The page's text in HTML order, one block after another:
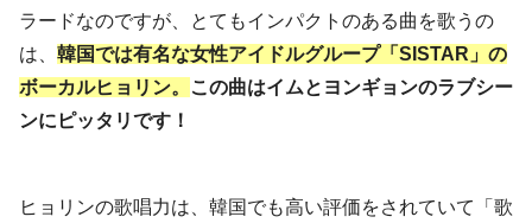
ラードなのですが、とてもインパクトのある曲を歌うの
は、 韓国では有名な女性アイドルグループ「SISTAR」の
ボーカルヒョリン。
この曲はイムとヨンギョンのラブシー
ンにピッタリです！
ヒョリンの歌唱力は、韓国でも高い評価をされていて「歌